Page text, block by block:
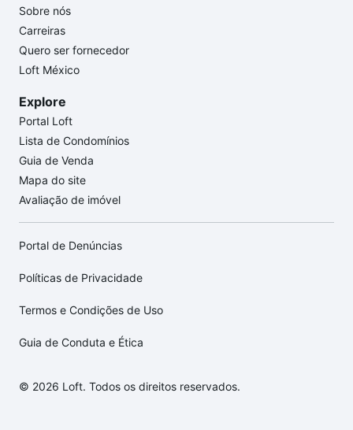
Sobre nós
Carreiras
Quero ser fornecedor
Loft México
Explore
Portal Loft
Lista de Condomínios
Guia de Venda
Mapa do site
Avaliação de imóvel
Portal de Denúncias
Políticas de Privacidade
Termos e Condições de Uso
Guia de Conduta e Ética
© 2026 Loft. Todos os direitos reservados.